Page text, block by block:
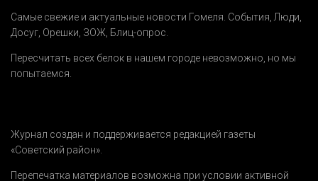
Самые свежие и актуальные новости Гомеля. События Люди
Досуг Орешки ЗОЖ Блиц-опрос
Пересчитать всех белок в нашем городе невозможно, но мы
попытаемся.
Журнал создан и поддерживается редакцией газеты
«Советский район».
Перепечатка материалов возможна при условии активной